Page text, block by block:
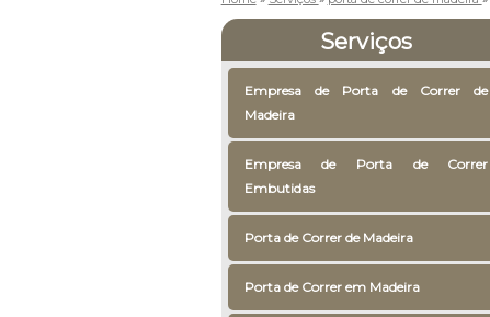
Serviços
Empresa de Porta de Correr de
Madeira
Empresa de Porta de Correr
Embutidas
Porta de Correr de Madeira
Porta de Correr em Madeira